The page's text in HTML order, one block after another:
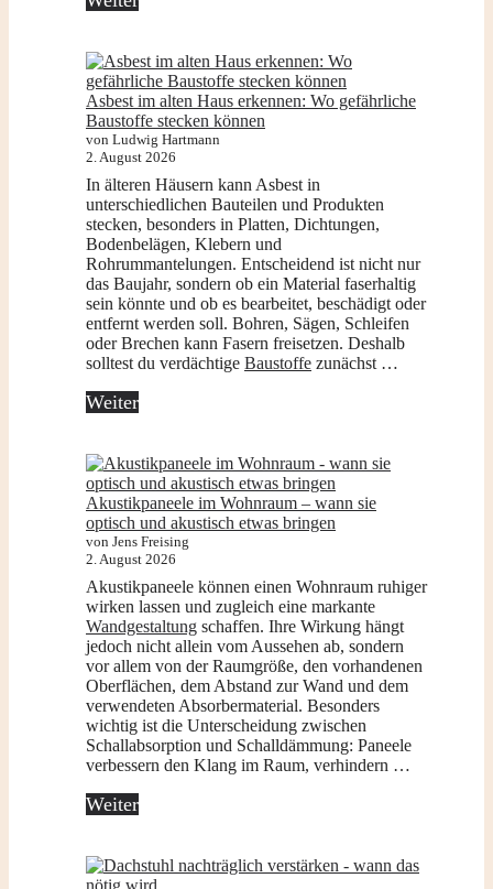
Asbest im alten Haus erkennen: Wo gefährliche
Baustoffe stecken können
von Ludwig Hartmann
2. August 2026
In älteren Häusern kann Asbest in
unterschiedlichen Bauteilen und Produkten
stecken, besonders in Platten, Dichtungen,
Bodenbelägen, Klebern und
Rohrummantelungen. Entscheidend ist nicht nur
das Baujahr, sondern ob ein Material faserhaltig
sein könnte und ob es bearbeitet, beschädigt oder
entfernt werden soll. Bohren, Sägen, Schleifen
oder Brechen kann Fasern freisetzen. Deshalb
solltest du verdächtige Baustoffe zunächst …
Weiter
Akustikpaneele im Wohnraum – wann sie
optisch und akustisch etwas bringen
von Jens Freising
2. August 2026
Akustikpaneele können einen Wohnraum ruhiger
wirken lassen und zugleich eine markante
Wandgestaltung schaffen. Ihre Wirkung hängt
jedoch nicht allein vom Aussehen ab, sondern
vor allem von der Raumgröße, den vorhandenen
Oberflächen, dem Abstand zur Wand und dem
verwendeten Absorbermaterial. Besonders
wichtig ist die Unterscheidung zwischen
Schallabsorption und Schalldämmung: Paneele
verbessern den Klang im Raum, verhindern …
Weiter